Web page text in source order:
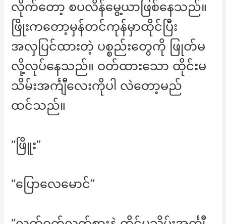
လိုက်တော့ စပလိန်မွေ့ယာဖြစ်နေသည်။
ဖြိုးကတော့မှန်တင်ကုန်မှာထိုင်ပြီး
အလှပြင်ထားတဲ့ ပစ္စည်းတွေကို ဖြုတ်မ
လို့လုပ်နေသည်။ ဝတ်ထားသော ထိုင်းမ
သိမ်းအင်္ကျီလေးကိုပါ လဲတော့မည်
ထင်သည်။
“ဖြိူး”
“ပြောလေမောင်”